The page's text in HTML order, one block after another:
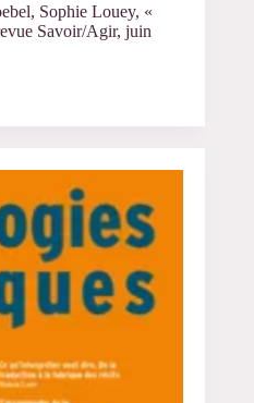
Sophie Louey, «
Savoir/Agir, juin